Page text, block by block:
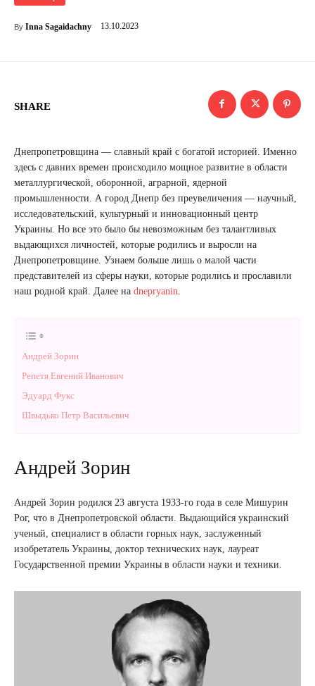
By Inna Sagaidachny 13.10.2023
SHARE
Днепропетровщина — славный край с богатой историей. Именно
здесь с давних времен происходило мощное развитие в области
металлургической, оборонной, аграрной, ядерной
промышленности. А город Днепр без преувеличения — научный,
исследовательский, культурный и инновационный центр
Украины. Но все это было бы невозможным без талантливых
выдающихся личностей, которые родились и выросли на
Днепропетровщине. Узнаем больше лишь о малой части
представителей из сферы науки, которые родились и прославили
наш родной край. Далее на dnepryanin
Андрей Зорин
Репетя Евгений Иванович
Эдуард Фукс
Швыдько Петр Васильевич
Андрей Зорин
Андрей Зорин родился 23 августа 1933-го года в селе Мишурин
Рог, что в Днепропетровской области. Выдающийся украинский
ученый, специалист в области горных наук, заслуженный
изобретатель Украины, доктор технических наук, лауреат
Государственной премии Украины в области науки и техники.